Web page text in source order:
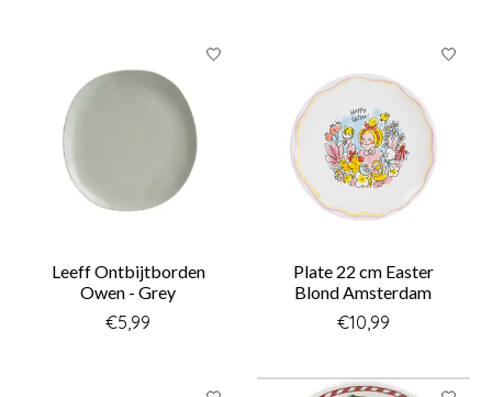
Leeff Ontbijtborden
Owen - Grey
€5,99
Plate 22 cm Easter
Blond Amsterdam
€10,99